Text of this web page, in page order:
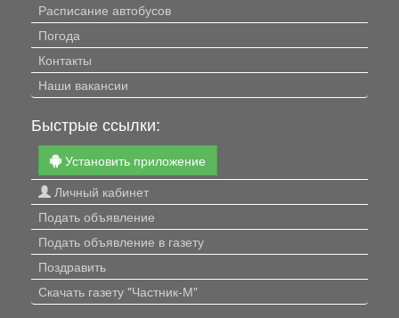
Расписание автобусов
Погода
Контакты
Наши вакансии
Быстрые ссылки:
Установить приложение
Личный кабинет
Подать объявление
Подать объявление в газету
Поздравить
Скачать газету "Частник-М"